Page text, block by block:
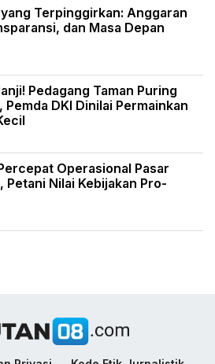
Terpinggirkan: Anggaran
dan Masa Depan
Pedagang Taman Puring
DKI Dinilai Permainkan
Operasional Pasar
Petani Nilai Kebijakan Pro-